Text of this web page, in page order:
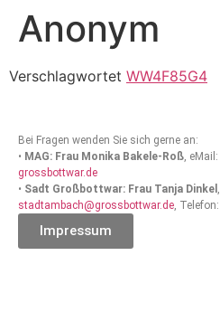
Anonym
Verschlagwortet WW4F85G4
Bei Fragen wenden Sie sich gerne an:
• MAG: Frau Monika Bakele-Roß, eMail:
grossbottwar.de
• Sadt Großbottwar: Frau Tanja Dinkel
stadtambach@grossbottwar.de,
Impressum